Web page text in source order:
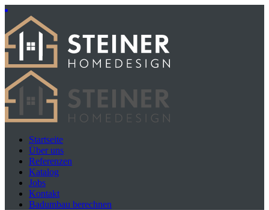
Startseite
Über uns
Referenzen
Katalog
Jobs
Kontakt
Badumbau berechnen